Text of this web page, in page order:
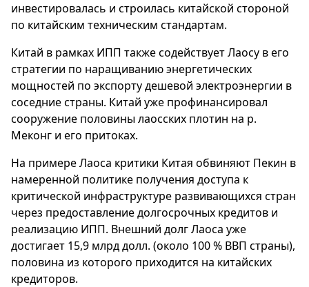
инвестировалась и строилась китайской стороной
по китайским техническим стандартам.
Китай в рамках ИПП также содействует Лаосу в его
стратегии по наращиванию энергетических
мощностей по экспорту дешевой электроэнергии в
соседние страны. Китай уже профинансировал
сооружение половины лаосских плотин на р.
Меконг и его притоках.
На примере Лаоса критики Китая обвиняют Пекин в
намеренной политике получения доступа к
критической инфраструктуре развивающихся стран
через предоставление долгосрочных кредитов и
реализацию ИПП. Внешний долг Лаоса уже
достигает 15,9 млрд долл. (около 100 % ВВП страны),
половина из которого приходится на китайских
кредиторов.